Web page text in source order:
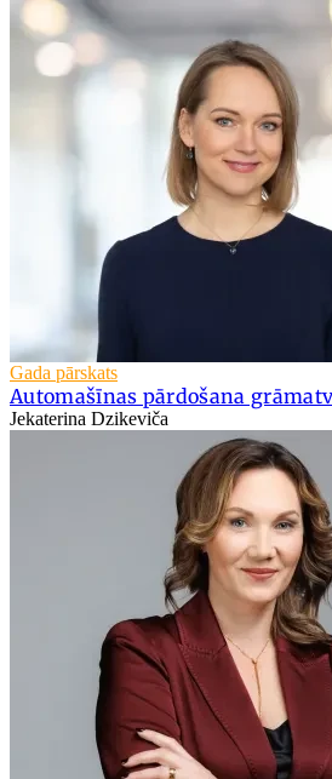
Gada pārskats
Automašīnas pārdošana
Jekaterina Dzikeviča